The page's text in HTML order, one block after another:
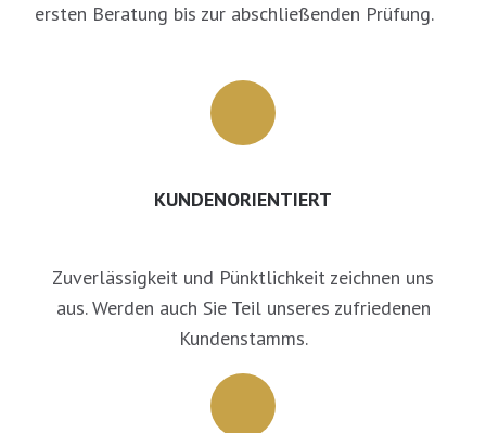
ersten Beratung bis zur abschließenden Prüfung.
KUNDENORIENTIERT
Zuverlässigkeit und Pünktlichkeit zeichnen uns
aus. Werden auch Sie Teil unseres zufriedenen
Kundenstamms.